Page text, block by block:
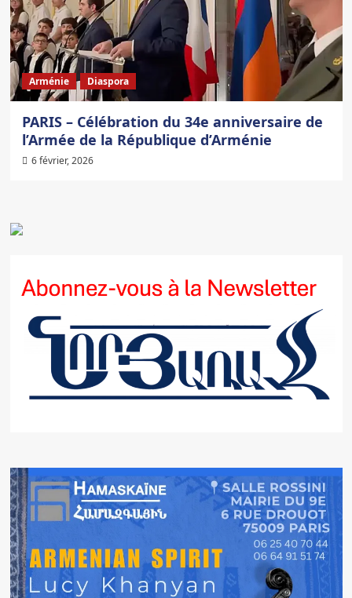
Arménie Diaspora
PARIS – Célébration du 34e anniversaire de
l’Armée de la République d’Arménie
6 février, 2026